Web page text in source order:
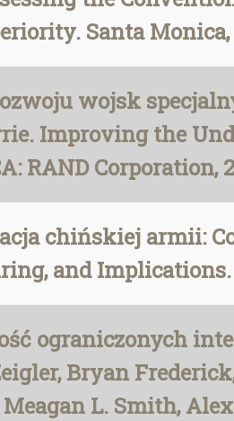
Santa Monica,
wojsk
Improving the
RAND Corporation,
chińskiej armii:
and Implications.
ograniczonych
Bryan
Meagan L. Smith,